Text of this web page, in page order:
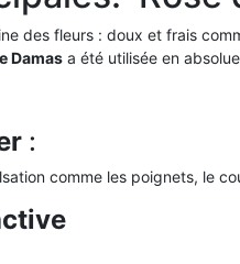
des fleurs : doux et frais
Damas a été utilisée en
:
comme les poignets, le